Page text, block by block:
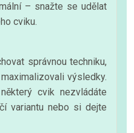
– snažte se udělat
cviku.
správnou techniku,
výsledky.
cvik nezvládáte
variantu nebo si dejte